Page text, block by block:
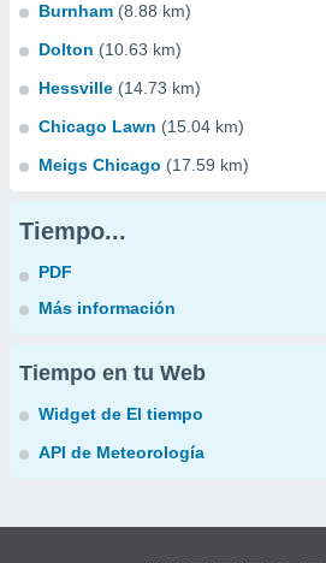
Burnham (8.88 km)
Dolton (10.63 km)
Hessville (14.73 km)
Chicago Lawn (15.04 km)
Meigs Chicago (17.59 km)
Tiempo...
PDF
Más información
Tiempo en tu Web
Widget de El tiempo
API de Meteorología